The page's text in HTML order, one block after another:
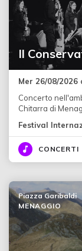
Il
Mer 26/08/2026
Concerto
Chitarra di
Festival
CONCERTI
Piazza Garibaldi
MENAGGIO